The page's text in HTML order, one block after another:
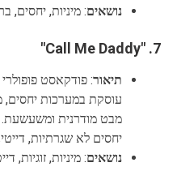
נושאים: מיניות, יחסים,
7.
"Call Me Daddy"
תיאור: פודקאסט
עוסקת במערכות יחסים,
מבט מודרנית ומשעשעת.
יחסים לא שגרתיות,
נושאים: מיניות, זוגיות,